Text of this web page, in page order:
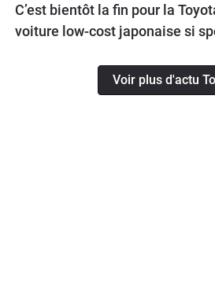
C’est bientôt la fin pour la
voiture low-cost japonaise si
Voir plus d'actu